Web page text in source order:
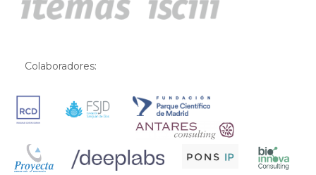
Colaboradores: